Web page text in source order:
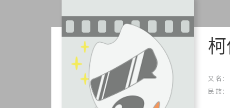
又 名：
民 族：